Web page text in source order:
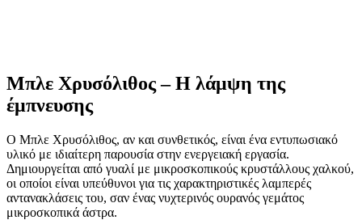
Μπλε Χρυσόλιθος – Η λάμψη της
έμπνευσης
Ο Μπλε Χρυσόλιθος, αν και συνθετικός, είναι ένα εντυπωσιακό
υλικό με ιδιαίτερη παρουσία στην ενεργειακή εργασία.
Δημιουργείται από γυαλί με μικροσκοπικούς κρυστάλλους χαλκού,
οι οποίοι είναι υπεύθυνοι για τις χαρακτηριστικές λαμπερές
αντανακλάσεις του, σαν ένας νυχτερινός ουρανός γεμάτος
μικροσκοπικά άστρα.